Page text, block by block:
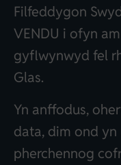
Filfeddygon
VENDU i ofyn
gyflwynwyd fel
Glas.
Yn anffodus,
data, dim ond
pherchennog